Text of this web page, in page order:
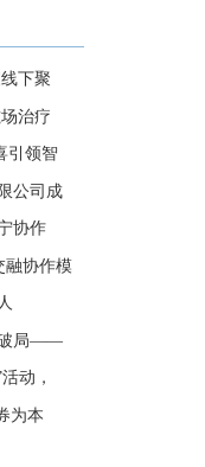
下聚
治疗
引领智
公司成
协作
融协作模
破局——
动，
为本